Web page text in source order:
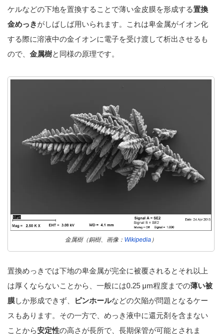
ケルなどの下地を置換することで薄い金皮膜を形成する置換
金めっきがしばしば用いられます。これは卑金属がイオン化
する際に溶液中の金イオンに電子を受け渡して析出させるも
ので、 金属樹と同様の原理です。
金属樹（銅樹、画像： Wikipedia ）
置換めっきでは下地の卑金属が完全に被覆されるとそれ以上
は厚くならないことから、一般には0.25 μm程度までの薄い被
膜しか形成できず、 ピンホールなどの欠陥が問題となるケー
スもあります。その一方で、めっき液中に還元剤を含まない
ことから安定性の高さが長所で、長期保管が可能とされま